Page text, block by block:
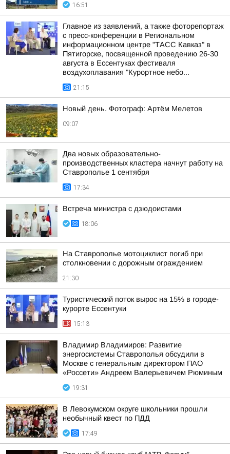
16:51
Главное из заявлений, а также фоторепортаж
с пресс-конференции в Региональном
информационном центре "ТАСС Кавказ" в
Пятигорске, посвященной проведению 26-30
августа в Ессентуках фестиваля
воздухоплавания "Курортное небо...
21:15
Новый день. Фотограф: Артём Мелетов
09:07
Два новых образовательно-
производственных кластера начнут работу на
Ставрополье 1 сентября
17:34
Встреча министра с дзюдоистами
18:06
На Ставрополье мотоциклист погиб при
столкновении с дорожным ограждением
21:30
Туристический поток вырос на 15% в городе-
курорте Ессентуки
15:13
Владимир Владимиров: Развитие
энергосистемы Ставрополья обсудили в
Москве с генеральным директором ПАО
«Россети» Андреем Валерьевичем Рюминым
19:31
В Левокумском округе школьники прошли
необычный квест по ПДД
17:49